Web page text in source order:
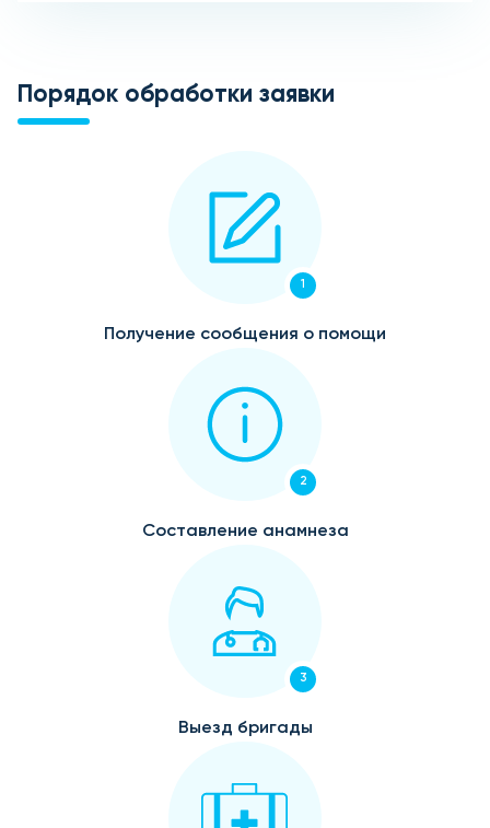
Порядок обработки заявки
1
Получение сообщения о помощи
2
Составление анамнеза
3
Выезд бригады